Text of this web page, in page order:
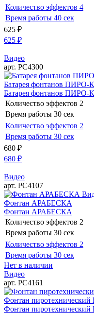
Количество эффектов 4
Время работы 40 сек
625 ₽
625 ₽
Видео
арт. РС4300
Батарея фонтанов
Батарея фонтанов
Количество эффектов 2
Время работы 30 сек
Количество эффектов 2
Время работы 30 сек
680 ₽
680 ₽
Видео
арт. РС4107
Фонтан АРАБЕСКА
Фонтан АРАБЕСКА
Количество эффектов 2
Время работы 30 сек
Количество эффектов 2
Время работы 30 сек
Нет в наличии
Видео
арт. РС4161
Фонтан
Фонтан